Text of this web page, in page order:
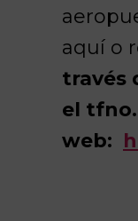
aquí o
través
el tfno.
web: